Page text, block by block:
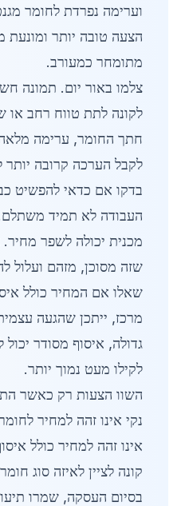
וערימה נפרדת לחומר
הצעה טובה יותר
מתומחר כמעורב.
צלמו באור יום. תמונה
לקונה לתת טווח רחב או
חתך החומר, ערימה
לקבל הערכה קרובה יותר
בדקו אם כדאי להפשיט
העבודה לא תמיד
מכנית יכולה לשפר
שזה מסוכן, מזהם ועלול
שאלו אם המחיר כולל
מרכז, ייתכן שהגעה
גדולה, איסוף מסודר
לקילו מעט נמוך יותר.
השוו הצעות רק כאשר
נקי אינו זהה למחיר
אינו זהה למחיר כולל
קונה לציין לאיזה סוג
בסיום העסקה, שמרו